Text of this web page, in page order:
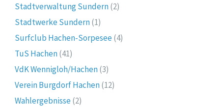
Stadtverwaltung Sundern(2)
Stadtwerke Sundern(1)
Surfclub Hachen-Sorpesee(4)
TuS Hachen(41)
VdK Wennigloh/Hachen(3)
Verein Burgdorf Hachen(12)
Wahlergebnisse(2)